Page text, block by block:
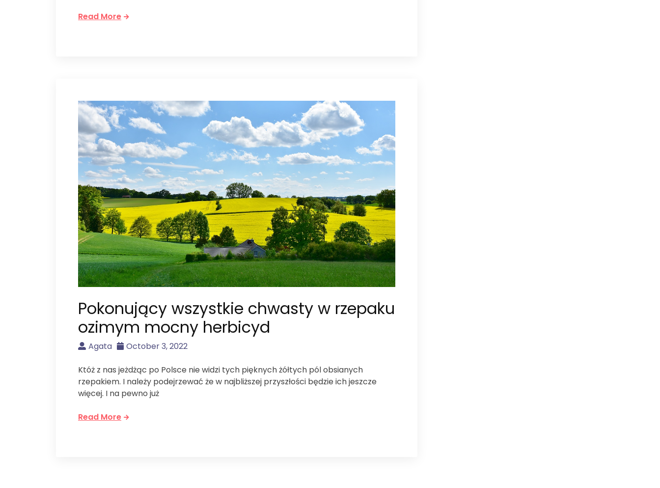
Read More
Pokonujący wszystkie chwasty w rzepaku
ozimym mocny herbicyd
Agata October 3, 2022
Któż z nas jeżdżąc po Polsce nie widzi tych pięknych żółtych pól obsianych
rzepakiem. I należy podejrzewać że w najbliższej przyszłości będzie ich jeszcze
więcej. I na pewno już
Read More